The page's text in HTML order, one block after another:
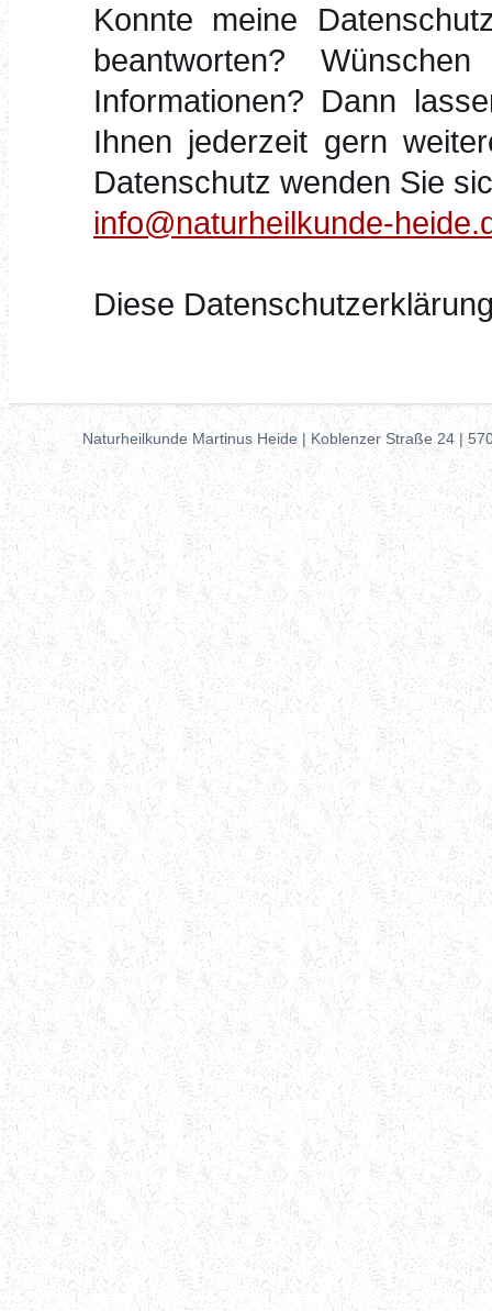
Konnte meine
beantworten?
Informationen? Dann
Ihnen jederzeit gern
Datenschutz wenden Sie
info@naturheilkunde-
Diese
Naturheilkunde Martinus Heide | Koblenzer Straße 24 |